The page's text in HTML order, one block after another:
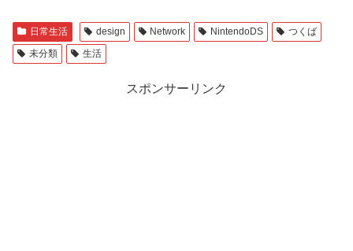
日常生活 design Network NintendoDS
つくば
未分類
生活
スポンサーリンク